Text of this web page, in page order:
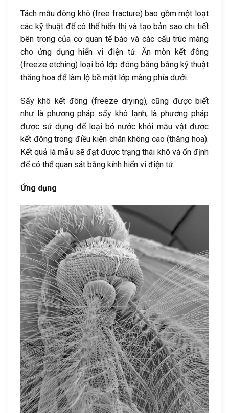
Tách mẫu đông khô (free fracture) bao gồm một loạt
các kỹ thuật để có thể hiển thị và tạo bản sao chi tiết
bên trong của cơ quan tế bào và các cấu trúc màng
cho ứng dụng hiển vi điện tử. Ăn mòn kết đông
(freeze etching) loại bỏ lớp đóng băng bằng kỹ thuật
thăng hoa để làm lộ bề mặt lớp màng phía dưới.
Sấy khô kết đông (freeze drying), cũng được biết
như là phương pháp sấy khô lạnh, là phương pháp
được sử dụng để loại bỏ nước khỏi mẫu vật được
kết đông trong điều kiện chân không cao (thăng hoa).
Kết quả là mẫu sẽ đạt được trạng thái khô và ổn định
để có thể quan sát bằng kính hiển vi điện tử.
Ứng dụng